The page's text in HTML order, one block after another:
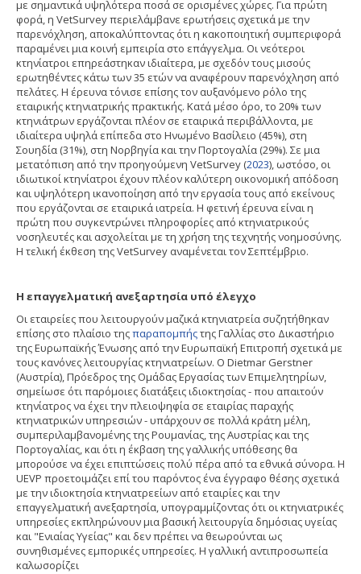
με σημαντικά υψηλότερα ποσά σε ορισμένες χώρες. Για πρώτη
φορά, η VetSurvey περιελάμβανε ερωτήσεις σχετικά με την
παρενόχληση, αποκαλύπτοντας ότι η κακοποιητική συμπεριφορά
παραμένει μια κοινή εμπειρία στο επάγγελμα. Οι νεότεροι
κτηνίατροι επηρεάστηκαν ιδιαίτερα, με σχεδόν τους μισούς
ερωτηθέντες κάτω των 35 ετών να αναφέρουν παρενόχληση από
πελάτες. Η έρευνα τόνισε επίσης τον αυξανόμενο ρόλο της
εταιρικής κτηνιατρικής πρακτικής. Κατά μέσο όρο, το 20% των
κτηνιάτρων εργάζονται πλέον σε εταιρικά περιβάλλοντα, με
ιδιαίτερα υψηλά επίπεδα στο Ηνωμένο Βασίλειο (45%), στη
Σουηδία (31%), στη Νορβηγία και την Πορτογαλία (29%). Σε μια
μετατόπιση από την προηγούμενη VetSurvey (2023), ωστόσο, οι
ιδιωτικοί κτηνίατροι έχουν πλέον καλύτερη οικονομική απόδοση
και υψηλότερη ικανοποίηση από την εργασία τους από εκείνους
που εργάζονται σε εταιρικά ιατρεία. Η φετινή έρευνα είναι η
πρώτη που συγκεντρώνει πληροφορίες από κτηνιατρικούς
νοσηλευτές και ασχολείται με τη χρήση της τεχνητής νοημοσύνης.
Η τελική έκθεση της VetSurvey αναμένεται τον Σεπτέμβριο.
Η επαγγελματική ανεξαρτησία υπό έλεγχο
Οι εταιρείες που λειτουργούν μαζικά κτηνιατρεία συζητήθηκαν
επίσης στο πλαίσιο τηςπαραπομπήςτης Γαλλίας στο Δικαστήριο
της Ευρωπαϊκής Ένωσης από την Ευρωπαϊκή Επιτροπή σχετικά με
τους κανόνες λειτουργίας κτηνιατρείων. Ο Dietmar Gerstner
(Αυστρία), Πρόεδρος της Ομάδας Εργασίας των Επιμελητηρίων,
σημείωσε ότι παρόμοιες διατάξεις ιδιοκτησίας - που απαιτούν
κτηνίατρος να έχει την πλειοψηφία σε εταιρίας παραχής
κτηνιατρικών υπηρεσιών - υπάρχουν σε πολλά κράτη μέλη,
συμπεριλαμβανομένης της Ρουμανίας, της Αυστρίας και της
Πορτογαλίας, και ότι η έκβαση της γαλλικής υπόθεσης θα
μπορούσε να έχει επιπτώσεις πολύ πέρα ​​από τα εθνικά σύνορα. Η
UEVP προετοιμάζει επί του παρόντος ένα έγγραφο θέσης σχετικά
με την ιδιοκτησία κτηνιατρεείων από εταιρίες και την
επαγγελματική ανεξαρτησία, υπογραμμίζοντας ότι οι κτηνιατρικές
υπηρεσίες εκπληρώνουν μια βασική λειτουργία δημόσιας υγείας
και "Ενιαίας Υγείας" και δεν πρέπει να θεωρούνται ως
συνηθισμένες εμπορικές υπηρεσίες. Η γαλλική αντιπροσωπεία
καλωσορίζει